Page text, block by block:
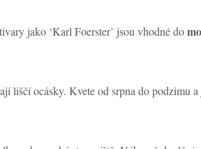
jako ‘Karl Foerster’ jsou vhodné do
liščí ocásky. Kvete od srpna do podzimu